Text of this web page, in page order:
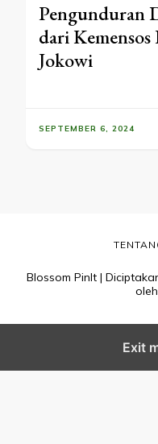
Pengunduran
dari
Jokowi
SEPTEMBER 6, 2024
Blossom PinIt |
oleh
Exit